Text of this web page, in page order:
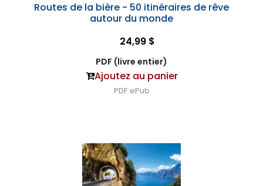
Routes de la bière - 50 itinéraires de rêve
autour du monde
24,99 $
PDF (livre entier)
Ajoutez au panier
PDF ePub